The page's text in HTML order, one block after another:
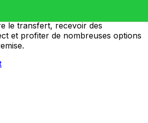
le transfert, recevoir des
et profiter de nombreuses options